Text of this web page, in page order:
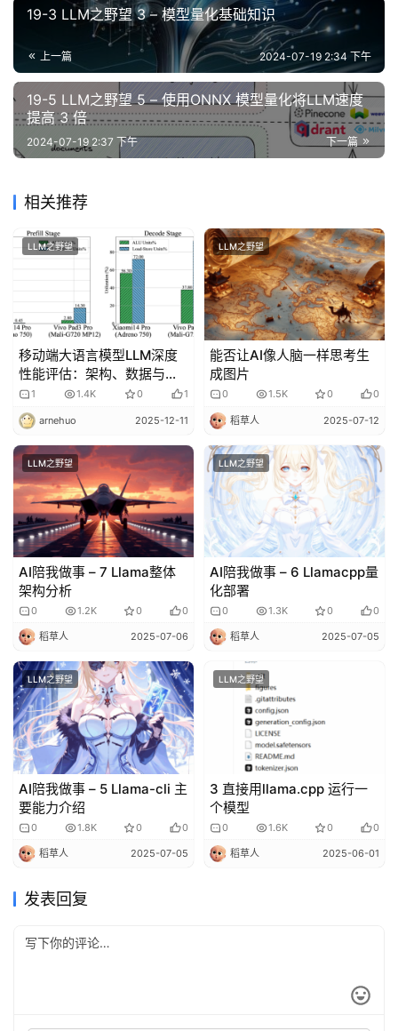
19-3 LLM之野望 3 – 模型量化基础知识
上一篇 2024-07-19 2:34 下午
19-5 LLM之野望 5 – 使用ONNX 模型量化将LLM速度
提高 3 倍
下一篇
2024-07-19 2:37 下午
相关推荐
LLM之野望
移动端大语言模型LLM深度
性能评估：架构、数据与优
化路径的全面解析
1 1.4K 0 1
arnehuo 2025-12-11
LLM之野望
能否让AI像人脑一样思考生
成图片
0 1.5K 0 0
稻草人 2025-07-12
LLM之野望
AI陪我做事 – 7 Llama整体
架构分析
0 1.2K 0 0
稻草人 2025-07-06
LLM之野望
AI陪我做事 – 6 Llamacpp量
化部署
0 1.3K 0 0
稻草人 2025-07-05
LLM之野望
AI陪我做事 – 5 Llama-cli 主
要能力介绍
0 1.8K 0 0
稻草人 2025-07-05
LLM之野望
3 直接用llama.cpp 运行一
个模型
0 1.6K 0 0
稻草人 2025-06-01
发表回复